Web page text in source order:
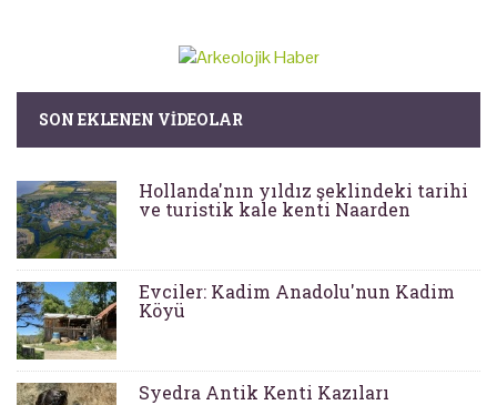
SON EKLENEN VIDEOLAR
Hollanda'nın yıldız şeklindeki tarihi
ve turistik kale kenti Naarden
Evciler: Kadim Anadolu'nun Kadim
Köyü
Syedra Antik Kenti Kazıları